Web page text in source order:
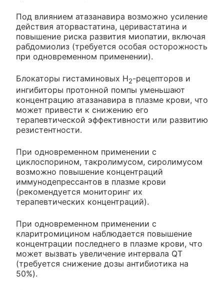
Под влиянием атазанавира возможно усиление
действия аторвастатина, церивастатина и
повышение риска развития миопатии, включая
рабдомиолиз (требуется особая осторожность
при одновременном применении).
Блокаторы гистаминовых H2-рецепторов и
ингибиторы протонной помпы уменьшают
концентрацию атазанавира в плазме крови, что
может привести к снижению его
терапевтической эффективности или развитию
резистентности.
При одновременном применении с
циклоспорином, такролимусом, сиролимусом
возможно повышение концентраций
иммунодепрессантов в плазме крови
(рекомендуется мониторинг их
терапевтических концентраций).
При одновременном применении с
кларитромицином наблюдается повышение
концентрации последнего в плазме крови, что
может вызвать увеличение интервала QT
(требуется снижение дозы антибиотика на
50%).